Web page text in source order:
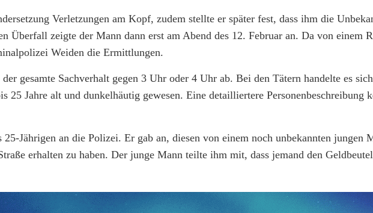
Verletzungen am Kopf, zudem stellte er später fest, dass ihm die
Überfall zeigte der Mann dann erst am Abend des 12. Februar an. Da von einem
Weiden die Ermittlungen.
gesamte Sachverhalt gegen 3 Uhr oder 4 Uhr ab. Bei den Tätern handelte es
25 Jahre alt und dunkelhäutig gewesen. Eine detailliertere Personenbeschreibung
25-Jährigen an die Polizei. Er gab an, diesen von einem noch unbekannten jungen
erhalten zu haben. Der junge Mann teilte ihm mit, dass jemand den